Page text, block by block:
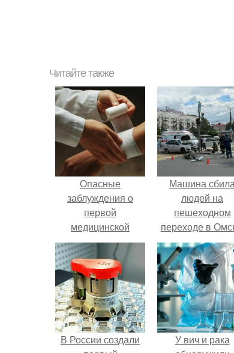
Читайте также
Опасные
заблуждения о
первой
медицинской
помощи.
Машина
людей на
пешеходном
переходе в
пострадали 8
человек.
В России создали
У вич и рака